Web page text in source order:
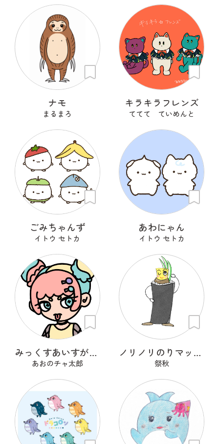
ナモ
まるまろ
キラキラフレンズ
ててて ていめんと
ごみちゃんず
イトウ セトカ
あわにゃん
イトウ セトカ
みっくすあいすがーる
あおのチャ太郎
ノリノリのりマッキーさん
祭秋